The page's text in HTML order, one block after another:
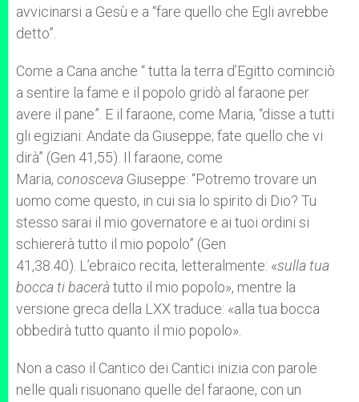
avvicinarsi a Gesù e a “fare quello che Egli avrebbe
detto”.
Come a Cana anche “ tutta la terra d’Egitto cominciò
a sentire la fame e il popolo gridò al faraone per
avere il pane”. E il faraone, come Maria, “disse a tutti
gli egiziani: Andate da Giuseppe; fate quello che vi
dirà” (Gen 41,55). Il faraone, come
Maria, conosceva Giuseppe: “Potremo trovare un
uomo come questo, in cui sia lo spirito di Dio? Tu
stesso sarai il mio governatore e ai tuoi ordini si
schiererà tutto il mio popolo” (Gen
41,38.40). L’ebraico recita, letteralmente: «sulla tua
bocca ti baceràtutto il mio popolo», mentre la
versione greca della LXX traduce: «alla tua bocca
obbedirà tutto quanto il mio popolo».
Non a caso il Cantico dei Cantici inizia con parole
nelle quali risuonano quelle del faraone, con un